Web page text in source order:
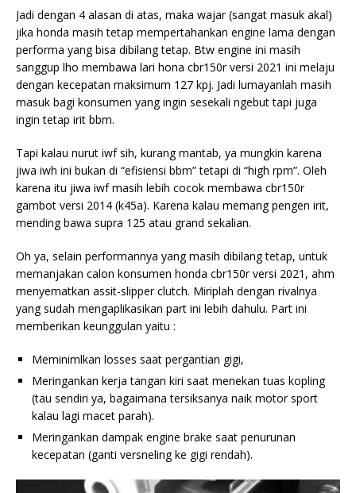
Jadi dengan 4 alasan di atas, maka wajar (sangat masuk akal)
jika honda masih tetap mempertahankan engine lama dengan
performa yang bisa dibilang tetap. Btw engine ini masih
sanggup lho membawa lari hona cbr150r versi 2021 ini melaju
dengan kecepatan maksimum 127 kpj. Jadi lumayanlah masih
masuk bagi konsumen yang ingin sesekali ngebut tapi juga
ingin tetap irit bbm.
Tapi kalau nurut iwf sih, kurang mantab, ya mungkin karena
jiwa iwh ini bukan di “efisiensi bbm” tetapi di “high rpm”. Oleh
karena itu jiwa iwf masih lebih cocok membawa cbr150r
gambot versi 2014 (k45a). Karena kalau memang pengen irit,
mending bawa supra 125 atau grand sekalian.
Oh ya, selain performannya yang masih dibilang tetap, untuk
memanjakan calon konsumen honda cbr150r versi 2021, ahm
menyematkan assit-slipper clutch. Miriplah dengan rivalnya
yang sudah mengaplikasikan part ini lebih dahulu. Part ini
memberikan keunggulan yaitu :
Meminimlkan losses saat pergantian gigi,
Meringankan kerja tangan kiri saat menekan tuas kopling
(tau sendiri ya, bagaimana tersiksanya naik motor sport
kalau lagi macet parah).
Meringankan dampak engine brake saat penurunan
kecepatan (ganti versneling ke gigi rendah).